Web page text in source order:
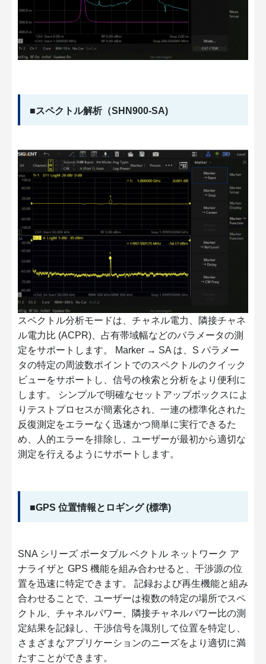
■スペクトル解析（SHN900-SA)
スペクトル分析モードは、チャネル電力、隣接チャネ
ル電力比 (ACPR)、占有帯域幅などのパラメータの測
定をサポートします。 Marker → SA は、S パラメー
タの特定の周波数ポイントでのスペクトルのクイック
ビューをサポートし、信号の検索と分析をより便利に
します。 シンプルで明確なセットアップボックスによ
りテストプロセスが簡素化され、一連の標準化された
反復測定をエラーなく迅速かつ簡単に実行できるた
め、人的エラーを排除し、ユーザーが最初から適切な
測定を行えるようにサポートします。
■GPS 位置情報とロギング (標準)
SNA シリーズ ポータブル ベクトル ネットワーク ア
ナライザと GPS 機能を組み合わせると、干渉源の位
置を迅速に特定できます。 記録および再生機能と組み
合わせることで、ユーザーは複数の特定の場所でスペ
クトル、チャネルパワー、隣接チャネルパワー比の測
定結果を記録し、干渉信号を識別して位置を特定し、
さまざまなアプリケーションのニーズをより適切に満
たすことができます。